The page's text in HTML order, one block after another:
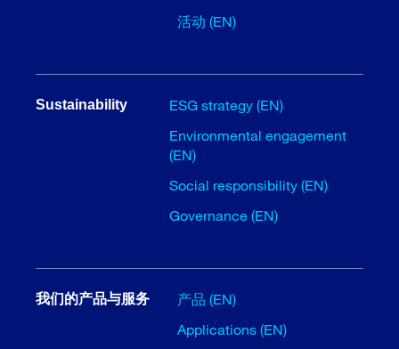
活动 (EN)
Sustainability
ESG strategy (EN)
Environmental engagement
(EN)
Social responsibility (EN)
Governance (EN)
我们的产品与服务
产品 (EN)
Applications (EN)